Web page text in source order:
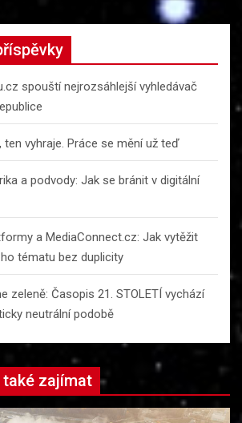
spouští nejrozsáhlejší vyhledávač
ten vyhraje. Práce se mění už teď
a podvody: Jak se bránit v digitální
a MediaConnect.cz: Jak vytěžit
tématu bez duplicity
zeleně: Časopis 21. STOLETÍ vychází
neutrální podobě
zajímat